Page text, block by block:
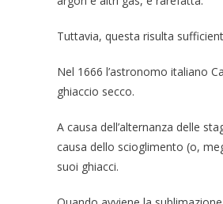
Tuttavia, questa risulta
Nel 1666 l’astronomo italiano
ghiaccio secco.
A causa dell’alternanza delle
causa dello scioglimento (o,
suoi ghiacci.